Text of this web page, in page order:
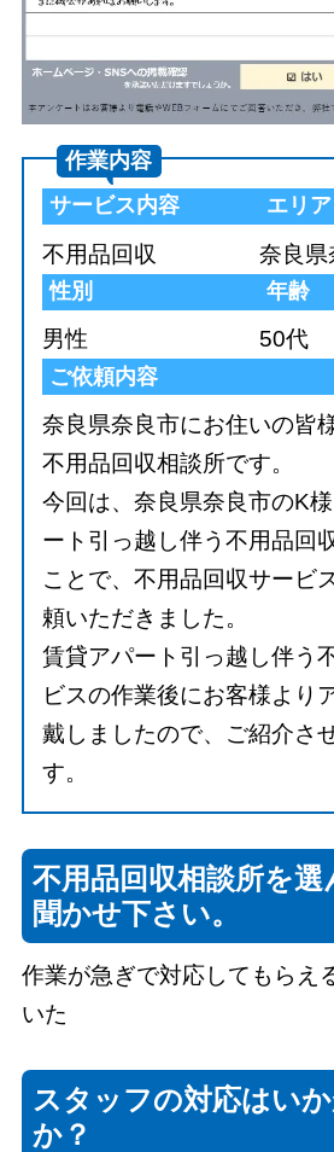
作業内容
サービス内容
不用品回収
エリア
奈良県
性別
男性
年齢
50代
ご依頼内容
奈良県奈良市にお住いの皆
不用品回収相談所です。
今回は、奈良県奈良市のK
ート引っ越し伴う不用品回
ことで、不用品回収サービ
頼いただきました。
賃貸アパート引っ越し伴う
ビスの作業後にお客様より
戴しましたので、ご紹介さ
す。
不用品回収相談所を
聞かせ下さい。
作業が急ぎで対応してもらえ
いた
スタッフの対応はい
か？